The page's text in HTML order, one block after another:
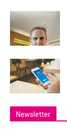
Newsletter